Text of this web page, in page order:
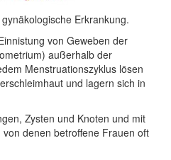
Erkrankung.
von Geweben der
außerhalb der
Menstruationszyklus lösen
und lagern sich in
Zysten und Knoten und mit
denen betroffene Frauen oft